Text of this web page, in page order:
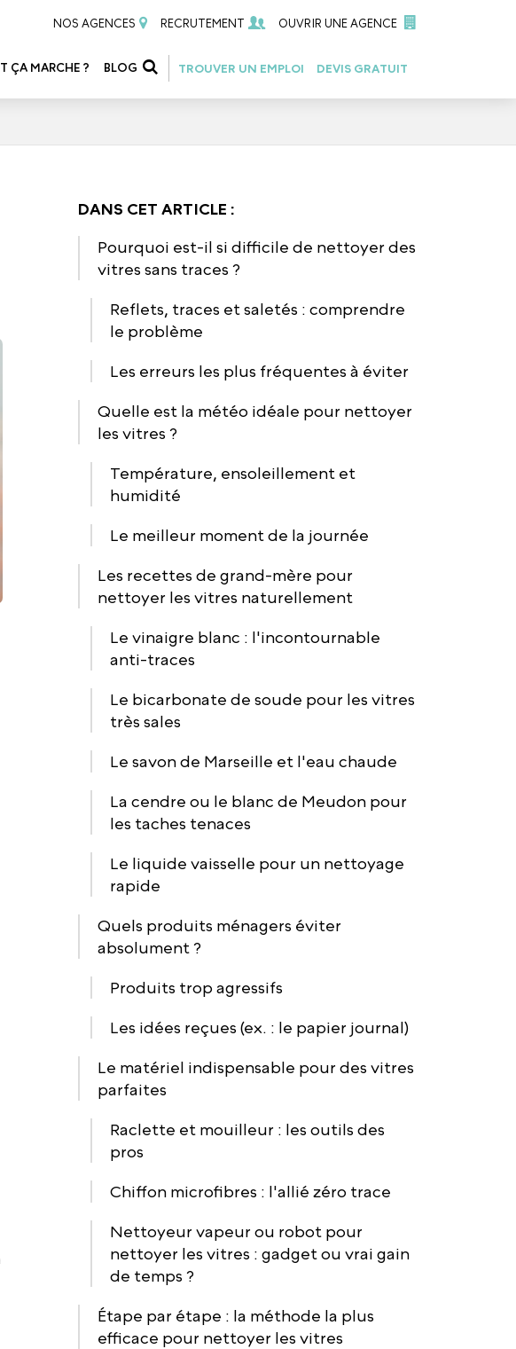
NOS AGENCES RECRUTEMENT OUVRIR UNE AGENCE
ÇA MARCHE ? BLOG TROUVER UN EMPLOI DEVIS GRATUIT
DANS CET ARTICLE :
Pourquoi est-il si difficile de nettoyer des
vitres sans traces ?
Reflets, traces et saletés : comprendre
le problème
Les erreurs les plus fréquentes à éviter
Quelle est la météo idéale pour nettoyer
les vitres ?
Température, ensoleillement et
humidité
Le meilleur moment de la journée
Les recettes de grand-mère pour
nettoyer les vitres naturellement
Le vinaigre blanc : l'incontournable
anti-traces
Le bicarbonate de soude pour les vitres
très sales
Le savon de Marseille et l'eau chaude
La cendre ou le blanc de Meudon pour
les taches tenaces
Le liquide vaisselle pour un nettoyage
rapide
Quels produits ménagers éviter
absolument ?
Produits trop agressifs
Les idées reçues (ex. : le papier journal)
Le matériel indispensable pour des vitres
parfaites
Raclette et mouilleur : les outils des
pros
Chiffon microfibres : l'allié zéro trace
Nettoyeur vapeur ou robot pour
nettoyer les vitres : gadget ou vrai gain
de temps ?
Étape par étape : la méthode la plus
efficace pour nettoyer les vitres